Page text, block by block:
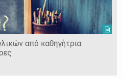
από καθηγήτρια